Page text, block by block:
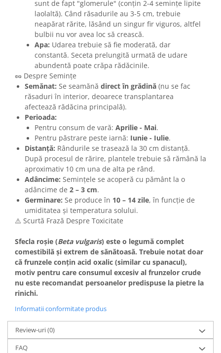
sunt de fapt "glomerule" (conțin 2-4 semințe lipite
laolaltă). Când răsadurile au 3-5 cm, trebuie
neapărat rărite, lăsând un singur fir viguros, altfel
bulbii nu vor avea loc să crească.
Apa: Udarea trebuie să fie moderată, dar
constantă. Seceta prelungită urmată de udare
abundentă poate crăpa rădăcinile.
🥜 Despre Semințe
Semănat: Se seamănă direct în grădină (nu se fac
răsaduri în interior, deoarece transplantarea
afectează rădăcina principală).
Perioada:
Pentru consum de vară: Aprilie - Mai.
Pentru păstrare peste iarnă: Iunie - Iulie.
Distanță: Rândurile se trasează la 30 cm distanță.
După procesul de rărire, plantele trebuie să rămână la
aproximativ 10 cm una de alta pe rând.
Adâncime: Semințele se acoperă cu pământ la o
adâncime de 2 – 3 cm.
Germinare: Se produce în 10 – 14 zile, în funcție de
umiditatea și temperatura solului.
⚠️ Scurtă Frază Despre Toxicitate
Sfecla roșie (Beta vulgaris) este o legumă complet
comestibilă și extrem de sănătoasă. Trebuie notat doar
că frunzele conțin acid oxalic (similar cu spanacul),
motiv pentru care consumul excesiv al frunzelor crude
nu este recomandat persoanelor predispuse la pietre la
rinichi.
Informatii conformitate produs
Review-uri(0)
FAQ